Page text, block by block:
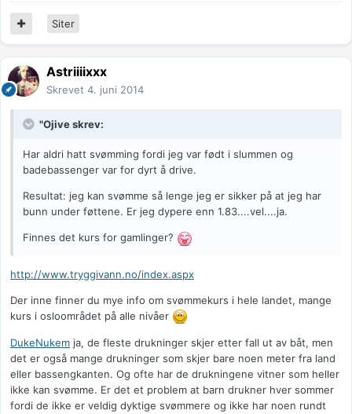
Siter
Astriiiixxx
Skrevet 4. juni 2014
"Ojive skrev:
Har aldri hatt svømming fordi jeg var født i slummen og
badebassenger var for dyrt å drive.
Resultat: jeg kan svømme så lenge jeg er sikker på at jeg har
bunn under føttene. Er jeg dypere enn 1.83....vel....ja.
Finnes det kurs for gamlinger?
http://www.tryggivann.no/index.aspx
Der inne finner du mye info om svømmekurs i hele landet, mange
kurs i osloområdet på alle nivåer
DukeNukem ja, de fleste drukninger skjer etter fall ut av båt, men
det er også mange drukninger som skjer bare noen meter fra land
eller bassengkanten. Og ofte har de drukningene vitner som heller
ikke kan svømme. Er det et problem at barn drukner hver sommer
fordi de ikke er veldig dyktige svømmere og ikke har noen rundt